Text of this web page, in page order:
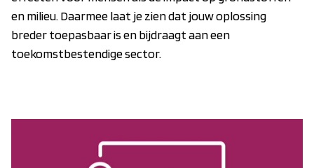
en milieu. Daarmee laat je zien dat jouw oplossing
breder toepasbaar is en bijdraagt aan een
toekomstbestendige sector.